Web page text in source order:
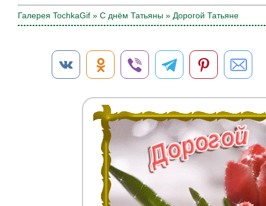
Галерея TochkaGif » С днём Татьяны » Дорогой Татьяне